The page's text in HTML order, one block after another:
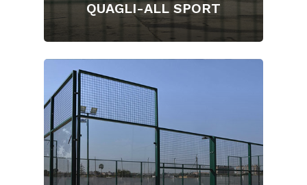
QUAGLI-ALL SPORT